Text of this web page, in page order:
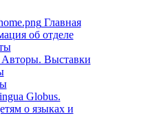
Главная
об отделе
Выставки
Globus.
о языках и